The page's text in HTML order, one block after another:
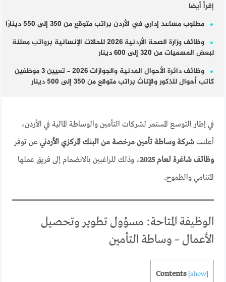
إقرأ أيضا
مطلوب مساعد إداري في الأردن براتب متوقع من 350 إلى 550 دينارًا
وظائف وزارة الصحة الأردنية 2026 للحالات الإنسانية برواتب معلنة
لبعض المسميات من 320 إلى 600 دينار
وظائف دائرة الأحوال المدنية والجوازات 2026 – تعيين 3 موظفين
كاتب أحوال للذكور والإناث براتب متوقع من 350 إلى 500 دينار
في إطار التوسع المستمر لشركات التأمين والوساطة المالية في الأردن،
أعلنتشركة وساطة تأمين مرخصة من البنك المركزي الأردني عن توفر
وظائف شاغرة لعام 2025
، وذلك للراغبين بالانضمام إلى فريق عملها
المتنامي والطموح.
الوظيفة المتاحة: مسؤول تطوير وتحصيل
الأعمال – وساطة التأمين
Contents [show]